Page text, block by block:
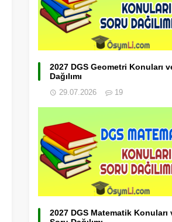
2027 DGS Geometri Konuları
Dağılımı
29.07.2026 19
2027 DGS Matematik Konuları